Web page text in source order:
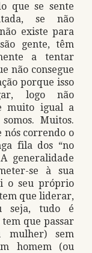
que se sente
se não
existe para
gente, têm
a tentar
não consegue
porque isso
logo não
muito igual a
Muitos.
nós correndo o
fila dos “no
generalidade
se à sua
o seu próprio
que liderar,
seja, tudo é
que passar
mulher) sem
homem (ou